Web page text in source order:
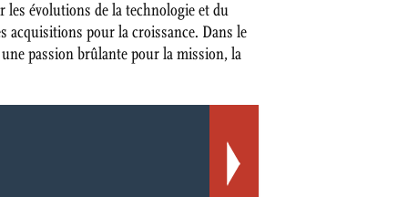
les évolutions de la technologie et du
acquisitions pour la croissance. Dans le
passion brûlante pour la mission, la